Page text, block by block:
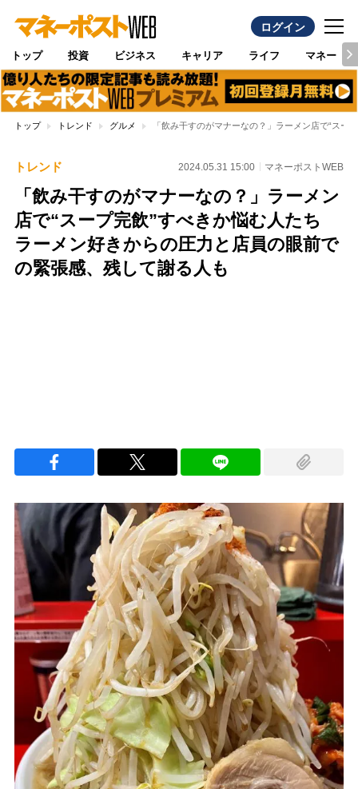
ログイン
トップ 投資 ビジネス キャリア ライフ マネー
トップ トレンド グルメ 「飲み干すのがマナーなの？」ラーメン店で“ス
トレンド 2024.05.31 15:00 マネーポストWEB
「飲み干すのがマナーなの？」ラーメン
店で“スープ完飲”すべきか悩む人たち
ラーメン好きからの圧力と店員の眼前で
の緊張感、残して謝る人も